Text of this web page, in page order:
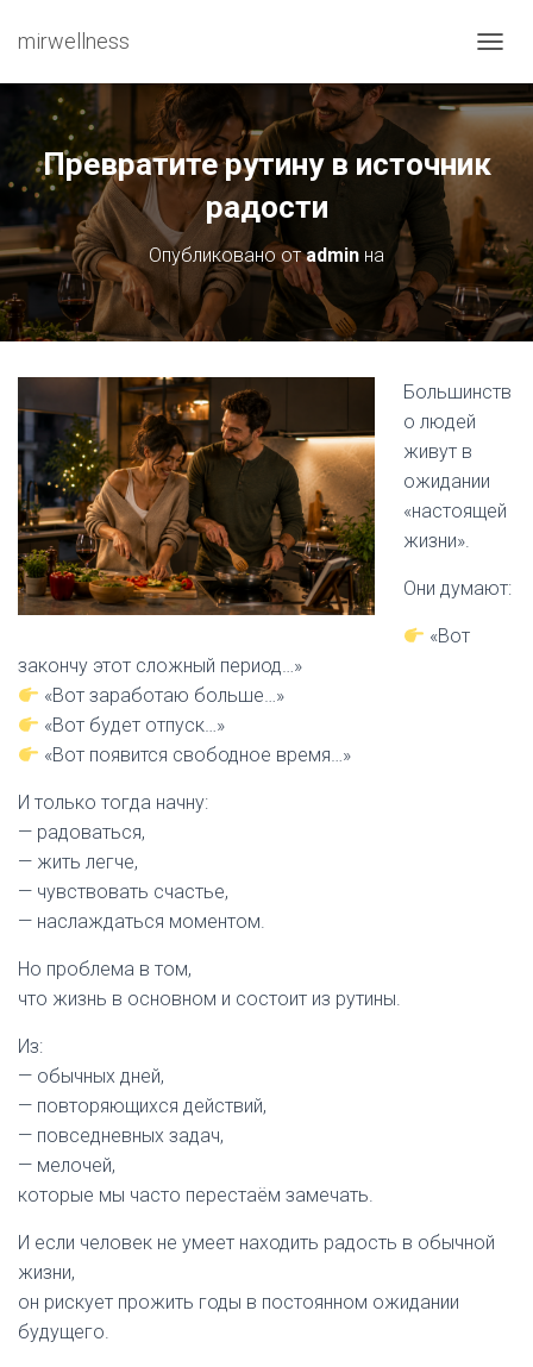
mirwellness
Превратите рутину в источник
радости
Опубликовано отadmin на
Большинств
о людей
живут в
ожидании
«настоящей
жизни».
Они думают:
«Вот
закончу этот сложный период…»
«Вот заработаю больше…»
«Вот будет отпуск…»
«Вот появится свободное время…»
И только тогда начну:
— радоваться,
— жить легче,
— чувствовать счастье,
— наслаждаться моментом.
Но проблема в том,
что жизнь в основном и состоит из рутины.
Из:
— обычных дней,
— повторяющихся действий,
— повседневных задач,
— мелочей,
которые мы часто перестаём замечать.
И если человек не умеет находить радость в обычной
жизни,
он рискует прожить годы в постоянном ожидании
будущего.